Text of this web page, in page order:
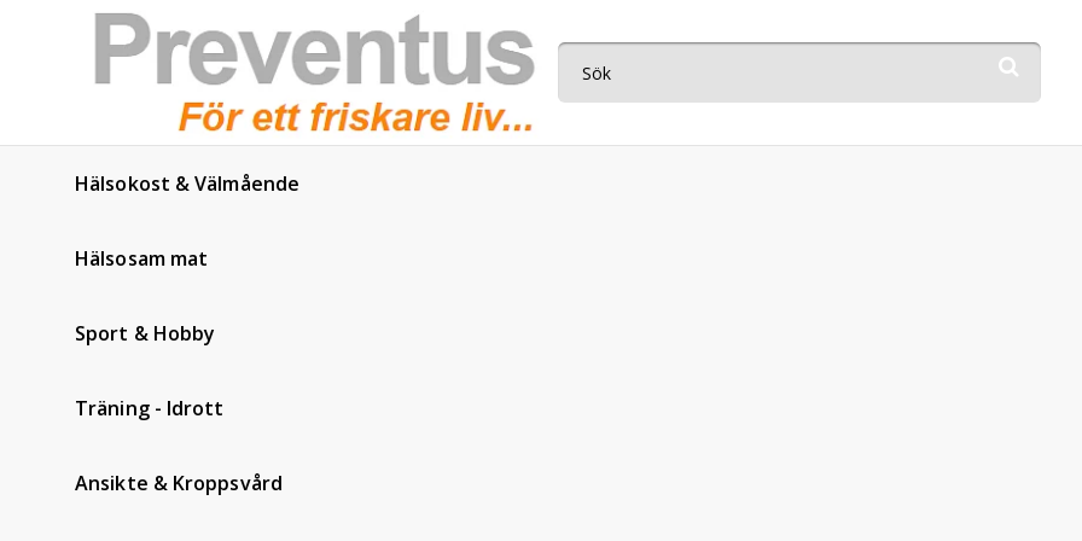
Hälsokost & Välmående
Hälsosam mat
Sport & Hobby
Träning - Idrott
Ansikte & Kroppsvård